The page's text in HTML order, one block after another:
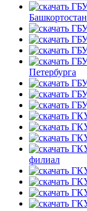
Башкортостан
Петербурга
филиал